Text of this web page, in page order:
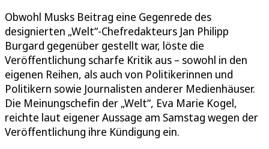
Obwohl Musks Beitrag eine Gegenrede des
designierten „Welt“-Chefredakteurs Jan Philipp
Burgard gegenüber gestellt war, löste die
Veröffentlichung scharfe Kritik aus – sowohl in den
eigenen Reihen, als auch von Politikerinnen und
Politikern sowie Journalisten anderer Medienhäuser.
Die Meinungschefin der „Welt“, Eva Marie Kogel,
reichte laut eigener Aussage am Samstag wegen der
Veröffentlichung ihre Kündigung ein.